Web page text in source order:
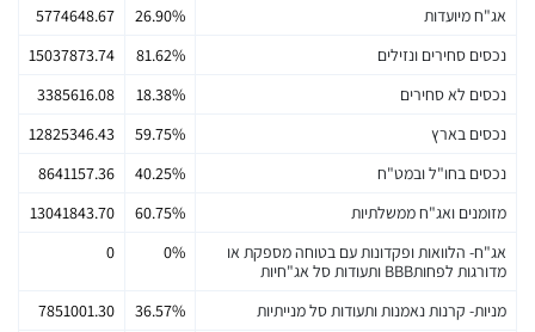
אג"ח מיועדות
26.90%
5774648.67
נכסים סחירים ונזילים
81.62%
15037873.74
נכסים לא סחירים
18.38%
3385616.08
נכסים בארץ
59.75%
12825346.43
נכסים בחו"ל ובמט"ח
40.25%
8641157.36
מזומנים ואג"ח ממשלתיות
60.75%
13041843.70
אג"ח- הלוואות ופקדונות עם בטוחה מספקת או
מדורגות לפחותBBB ותעודות סל אג"חיות
0%
0
מניות- קרנות נאמנות ותעודות סל מנייתיות 36.57%
7851001.30